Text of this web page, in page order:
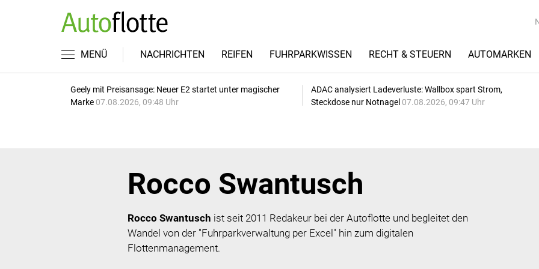
MENÜ NACHRICHTEN REIFEN FUHRPARKWISSEN RECHT & STEUERN AUTOMARKEN
Geely mit Preisansage: Neuer E2 startet unter magischer
Marke 07.08.2026, 09:48 Uhr
ADAC analysiert Ladeverluste: Wallbox spart Strom,
Steckdose nur Notnagel 07.08.2026, 09:47 Uhr
Rocco Swantusch
Rocco Swantusch ist seit 2011 Redakeur bei der Autoflotte und begleitet den
Wandel von der "Fuhrparkverwaltung per Excel" hin zum digitalen
Flottenmanagement.